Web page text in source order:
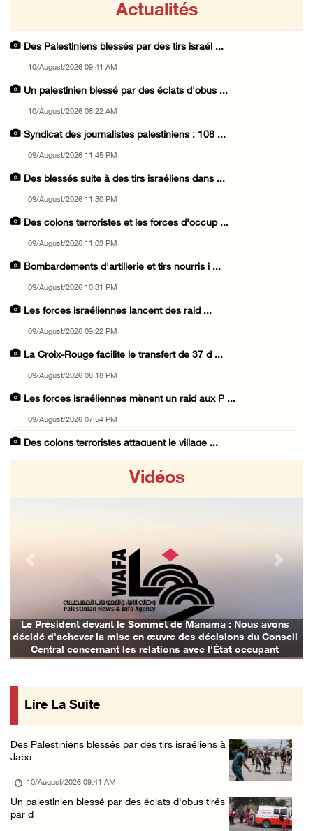
Actualités
Des Palestiniens blessés par des tirs israél ...
10/August/2026 09:41 AM
Un palestinien blessé par des éclats d'obus ...
10/August/2026 08:22 AM
Syndicat des journalistes palestiniens : 108 ...
09/August/2026 11:45 PM
Des blessés suite à des tirs israéliens dans ...
09/August/2026 11:30 PM
Des colons terroristes et les forces d'occup ...
09/August/2026 11:03 PM
Bombardements d'artillerie et tirs nourris i ...
09/August/2026 10:31 PM
Les forces israéliennes lancent des raid ...
09/August/2026 09:22 PM
La Croix-Rouge facilite le transfert de 37 d ...
09/August/2026 08:18 PM
Les forces israéliennes mènent un raid aux P ...
09/August/2026 07:54 PM
Des colons terroristes attaquent le village ...
09/August/2026 04:41 PM
Shahin : La réunion d’Amman appelle à une ac ...
09/August/2026 04:23 PM
Des ministres et des membres de la Knesset p ...
09/August/2026 02:36 PM
Les colons déracinent des dizaines d’arbres ...
133 colons israéliens font irruption dans la ...
Des cultures endommagées après le pâturage d ...
09/August/2026 12:03 PM
Vidéos
Le Président devant le Sommet de Manama : Nous avons
décidé d'achever la mise en œuvre des décisions du Conseil
Central concernant les relations avec l'État occupant
Previous Next
Lire La Suite
Des Palestiniens blessés par des tirs israéliens à
Jaba
10/August/2026 09:41 AM
Un palestinien blessé par des éclats d'obus tirés
par d